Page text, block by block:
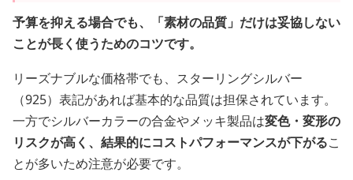
予算を抑える場合でも、「素材の品質」だけは妥協しない
ことが長く使うためのコツです。
リーズナブルな価格帯でも、スターリングシルバー
（925）表記があれば基本的な品質は担保されています。
一方でシルバーカラーの合金やメッキ製品は変色・変形の
リスクが高く、結果的にコストパフォーマンスが下がるこ
とが多いため注意が必要です。